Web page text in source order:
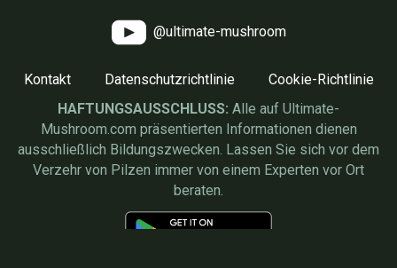
@ultimate-mushroom
Kontakt Datenschutzrichtlinie
Cookie-Richtlinie
HAFTUNGSAUSSCHLUSS: Alle auf Ultimate-
Mushroom.com präsentierten Informationen dienen
ausschließlich Bildungszwecken. Lassen Sie sich vor dem
Verzehr von Pilzen immer von einem Experten vor Ort
beraten.